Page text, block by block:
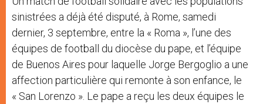
sinistrées a déjà été disputé, à Rome, samedi
dernier, 3 septembre, entre la « Roma », l’une des
équipes de football du diocèse du pape, et l’équipe
de Buenos Aires pour laquelle Jorge Bergoglio a une
affection particulière qui remonte à son enfance, le
« San Lorenzo ». Le pape a reçu les deux équipes le